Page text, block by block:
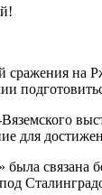
сражения
для